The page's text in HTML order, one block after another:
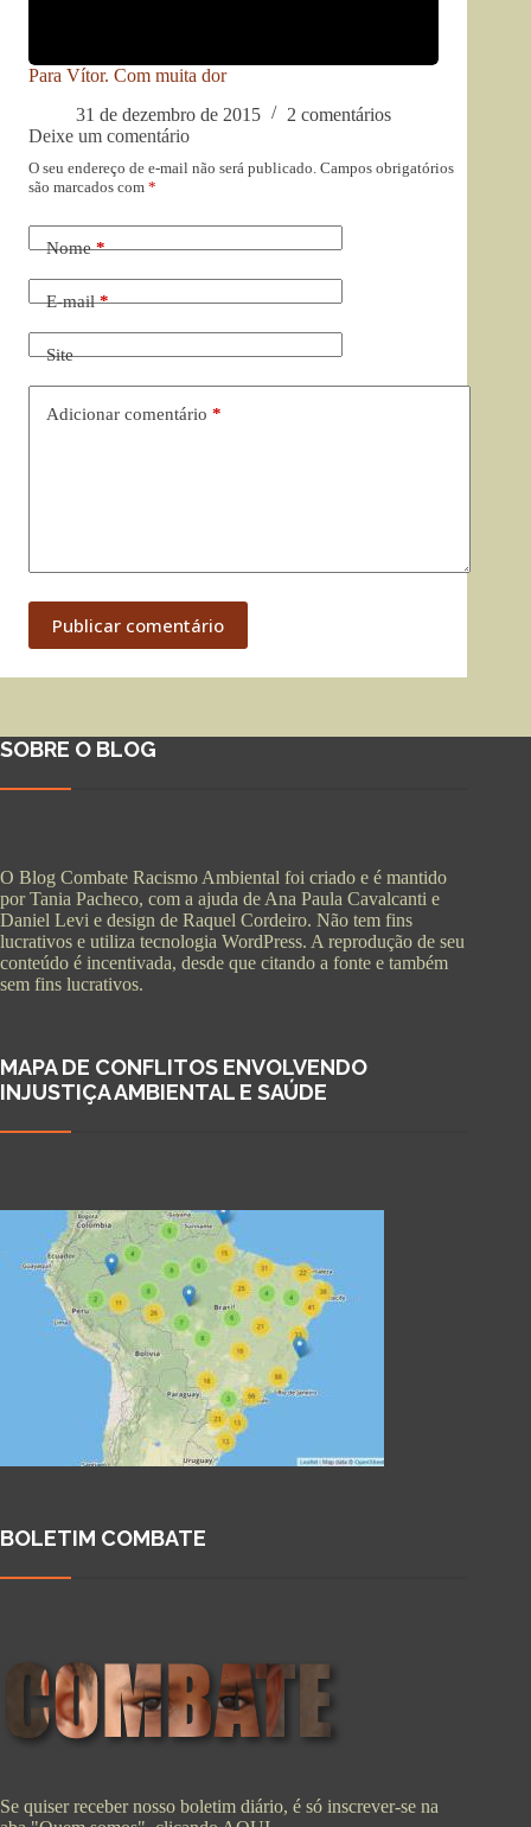
Para Vítor. Com muita dor
31 de dezembro de 2015
2 comentários
Deixe um comentário
O seu endereço de e-mail não será publicado. Campos obrigatórios
são marcados com *
Nome*
E-mail*
Site
Adicionar comentário *
Publicar comentário
SOBRE O BLOG
O Blog Combate Racismo Ambiental foi criado e é mantido
por Tania Pacheco, com a ajuda de Ana Paula Cavalcanti e
Daniel Levi e design de Raquel Cordeiro. Não tem fins
lucrativos e utiliza tecnologia WordPress. A reprodução de seu
conteúdo é incentivada, desde que citando a fonte e também
sem fins lucrativos.
MAPA DE CONFLITOS ENVOLVENDO
INJUSTIÇA AMBIENTAL E SAÚDE
BOLETIM COMBATE
Se quiser receber nosso boletim diário, é só inscrever-se na